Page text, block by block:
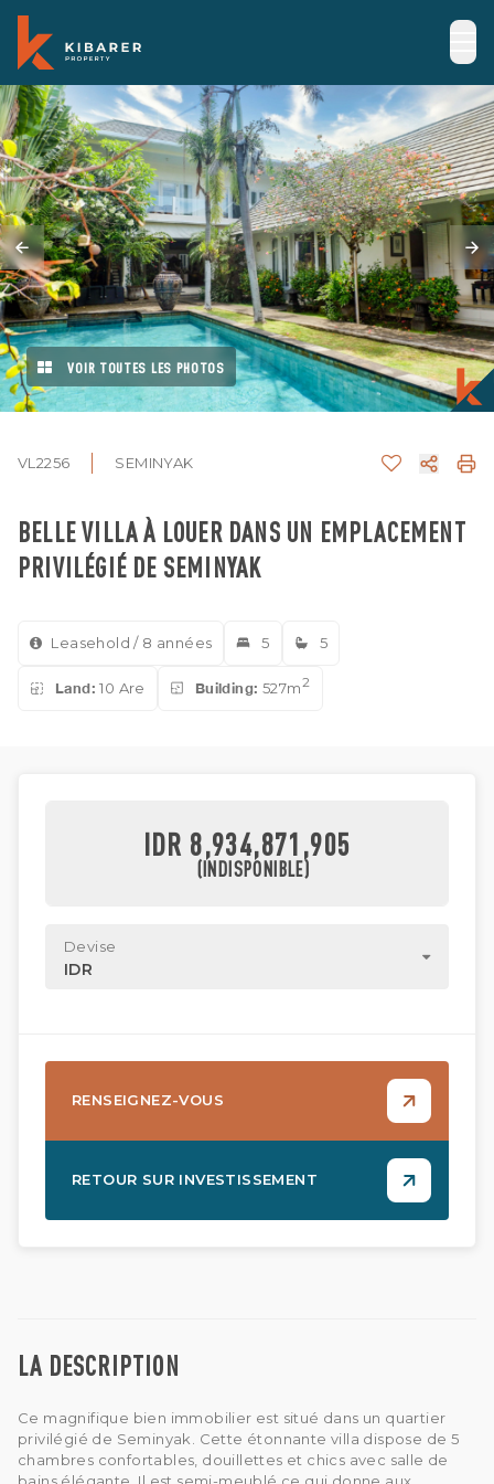
VOIR TOUTES LES PHOTOS
VL2256 SEMINYAK
BELLE VILLA À LOUER DANS UN EMPLACEMENT
PRIVILÉGIÉ DE SEMINYAK
Leasehold / 8 années 5 5
Land: 10 Are Building: 527m2
LA DESCRIPTION
Ce magnifique bien immobilier est situé dans un quartier
privilégié de Seminyak. Cette étonnante villa dispose de 5
chambres confortables, douillettes et chics avec salle de
IDR 8,934,871,905
(INDISPONIBLE)
Devise
IDR
RENSEIGNEZ-VOUS
RETOUR SUR INVESTISSEMENT